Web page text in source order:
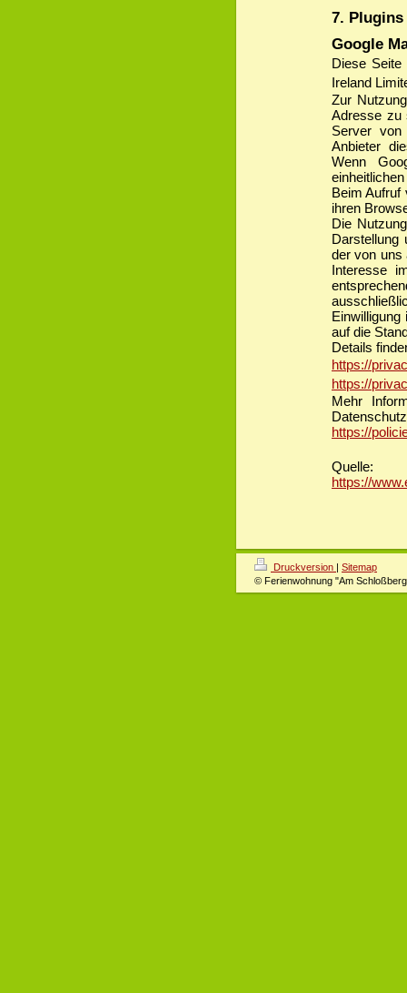
7.
Google
Diese Seite
Ireland
Zur
Adresse zu
Server
Anbieter
Wenn
Beim Aufruf
ihren
Die
Darstellung
der von uns
Interesse
Einwilligung
auf die
Details
https://
https://
Mehr
https://
Quelle:
https://
Druckversion | Sitemap
© Ferienwohnung "Am